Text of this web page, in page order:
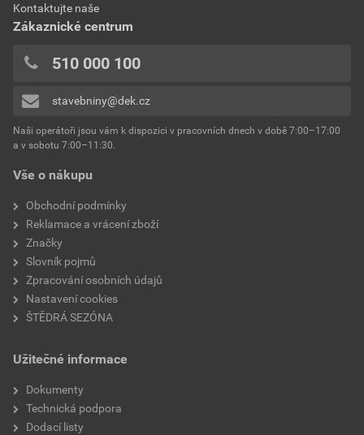
Vše o nákupu
Obchodní podmínky
Reklamace a vrácení zboží
Značky
Slovník pojmů
Zpracování osobních údajů
Nastavení cookies
ŠTĚDRÁ SEZÓNA
Užitečné informace
Dokumenty
Technická podpora
Dodací listy
Kontaktujte naše
Zákaznické centrum
510 000 100
stavebniny@dek.cz
Naši operátoři jsou vám k dispozici v pracovních dnech v době 7:00–17:00
a v sobotu 7:00–11:30.